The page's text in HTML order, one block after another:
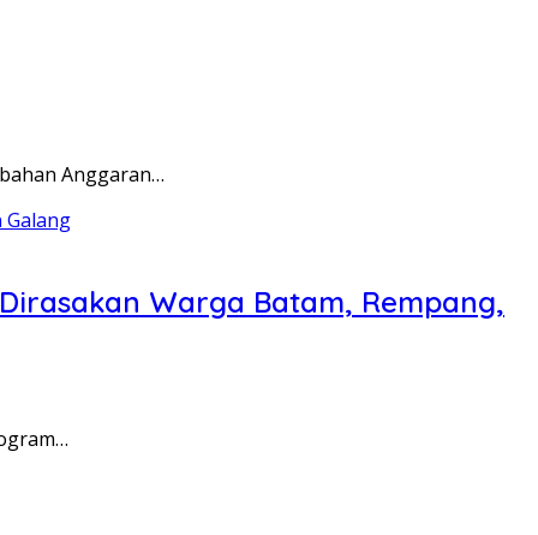
Anggaran…
Warga Batam, Rempang,